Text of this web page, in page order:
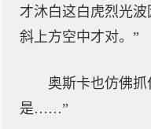
才沐白这白虎烈光
斜上方空中才对。”
奥斯卡也仿佛
是……”